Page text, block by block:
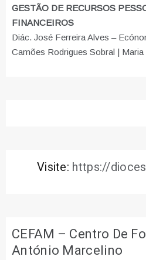
GESTÃO DE RECURSOS
FINANCEIROS
Diác. José Ferreira Alves –
Camões Rodrigues Sobral |
Visite: https://
CEFAM – Centro De
António Marcelino